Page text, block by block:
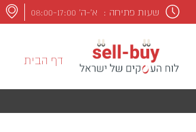
שעות פתיחה : א’-ה’ 08:00-17:00
דף הבית